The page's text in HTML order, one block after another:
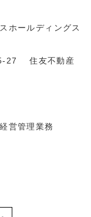
ホールディングス
5-27 住友不動産
営管理業務